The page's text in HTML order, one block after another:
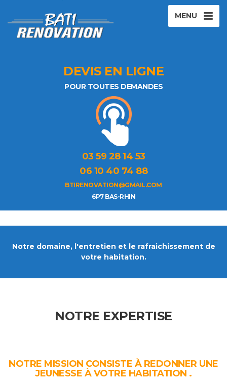
MENU
DEVIS EN LIGNE
POUR TOUTES DEMANDES
03 59 28 14 53
06 10 40 74 88
BTIRENOVATION@GMAIL.COM
6P7 BAS-RHIN
Notre domaine, l'entretien et le rafraichissement de
votre habitation.
NOTRE EXPERTISE
NOTRE MISSION CONSISTE À REDONNER UNE
JEUNESSE À VOTRE HABITATION .